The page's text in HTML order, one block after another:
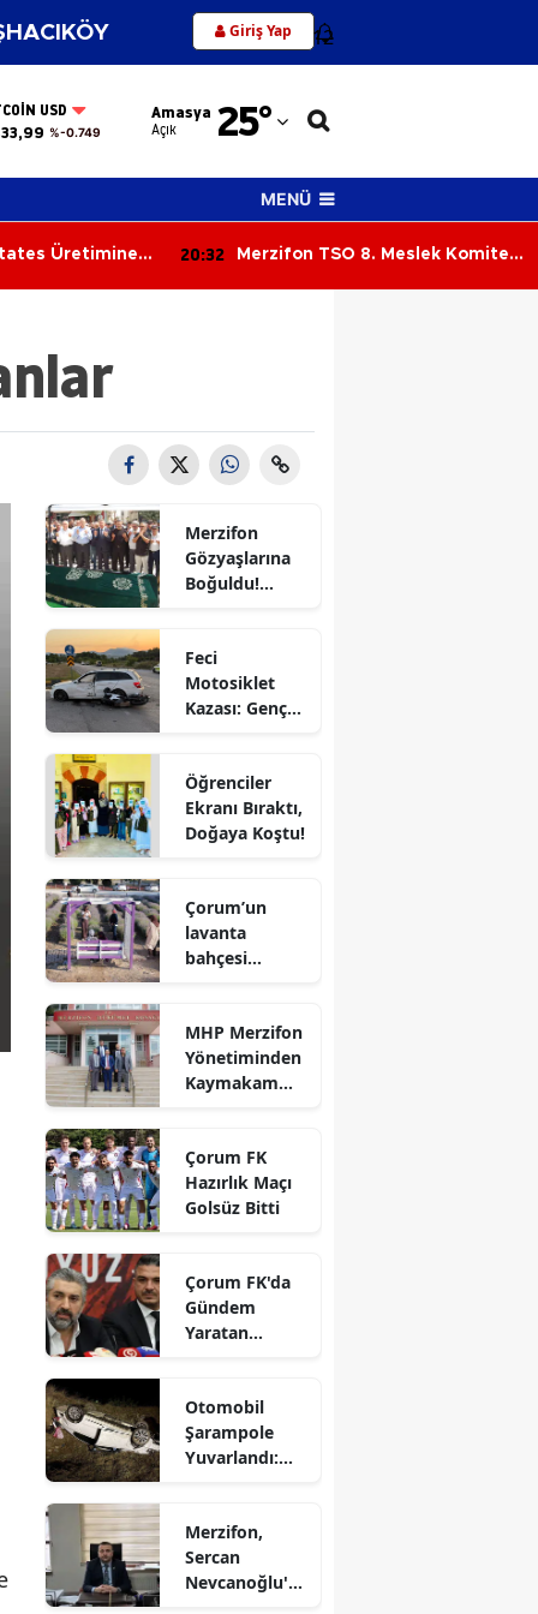
Giriş Yap 12
USD
%-0.749
Amasya
Açık 25°
Adana
Adıyaman
Ağrı
Amasya
Aydın
Bilecik
Bitlis
Bolu
Bursa
Çankırı
Çorum
Diyarbakır
Elazığ
Erzincan
Eskişehir
Giresun
Gümüşhane
Hatay
MENÜ
Üretimine
20:32
Merzifon TSO 8. Meslek Komitesi
Merzifon
Gözyaşlarına
Boğuldu!
Son
Yolculuğuna
Uğurlandı
Feci
Motosiklet
Kazası: Genç
Kaybetti
Öğrenciler
Ekranı Bıraktı,
Doğaya Koştu!
Çorum’un
lavanta
bahçesi
MHP Merzifon
Yönetiminden
Kaymakam
Ziyaret
Çorum FK
Hazırlık Maçı
Golsüz Bitti
Çorum FK'da
Gündem
Yaratan
Otomobil
Şarampole
Yuvarlandı:
Merzifon,
Sercan
Nevcanoğlu'n